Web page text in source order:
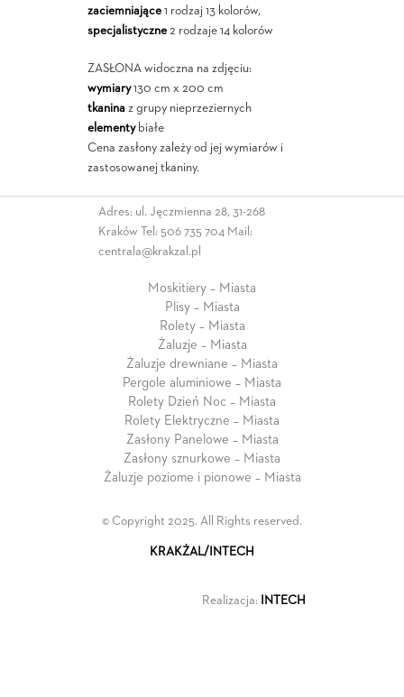
zaciemniające1 rodzaj 13 kolorów,
specjalistyczne2 rodzaje 14 kolorów
ZASŁONA widoczna na zdjęciu:
wymiary130 cm x 200 cm
tkaninaz grupy nieprzeziernych
elementybiałe
Cena zasłony zależy od jej wymiarów i
zastosowanej tkaniny.
Adres: ul. Jęczmienna 28, 31-268
Kraków Tel: 506 735 704 Mail:
centrala@krakzal.pl
Moskitiery – Miasta
Plisy – Miasta
Rolety – Miasta
Żaluzje – Miasta
Żaluzje drewniane – Miasta
Pergole aluminiowe – Miasta
Rolety Dzień Noc – Miasta
Rolety Elektryczne – Miasta
Zasłony Panelowe – Miasta
Zasłony sznurkowe – Miasta
Żaluzje poziome i pionowe – Miasta
© Copyright 2025. All Rights reserved.
KRAKŻAL/INTECH
Realizacja: INTECH